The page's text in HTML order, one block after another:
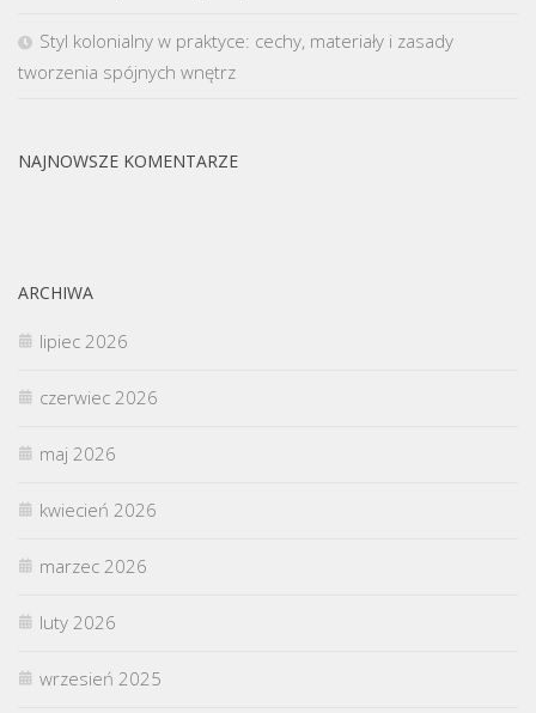
Styl kolonialny w praktyce: cechy, materiały i zasady
tworzenia spójnych wnętrz
NAJNOWSZE KOMENTARZE
ARCHIWA
lipiec 2026
czerwiec 2026
maj 2026
kwiecień 2026
marzec 2026
luty 2026
wrzesień 2025